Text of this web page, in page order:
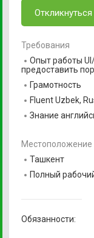
Требования
Опыт работы
предоставить
Грамотность
Fluent Uzbek,
Знание
Местоположение
Ташкент
Полный
Обязанности: